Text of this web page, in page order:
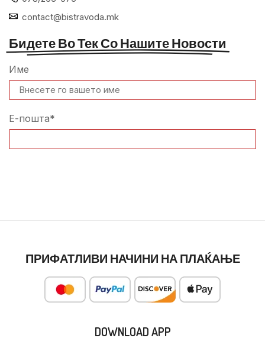
contact@bistravoda.mk
Бидете Во Тек Со Нашите Новости
Име
Е-пошта*
ПРИФАТЛИВИ НАЧИНИ НА ПЛАЌАЊЕ
DOWNLOAD APP